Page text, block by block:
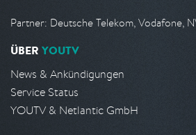
Partner: Deutsche Telekom, Vodafone,
ÜBER YOUTV
News & Ankündigungen
Service Status
YOUTV & Netlantic GmbH